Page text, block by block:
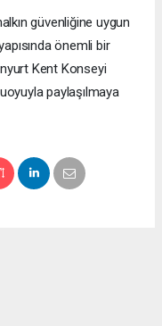
güvenliğine uygun
önemli bir
Kent Konseyi
paylaşılmaya